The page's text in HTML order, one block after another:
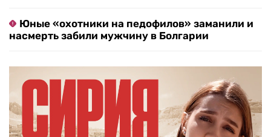
Юные «охотники на педофилов» заманили и
насмерть забили мужчину в Болгарии